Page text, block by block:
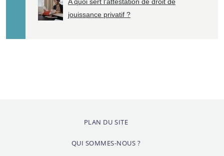
jouissance privatif ?
PLAN DU SITE
QUI SOMMES-NOUS ?